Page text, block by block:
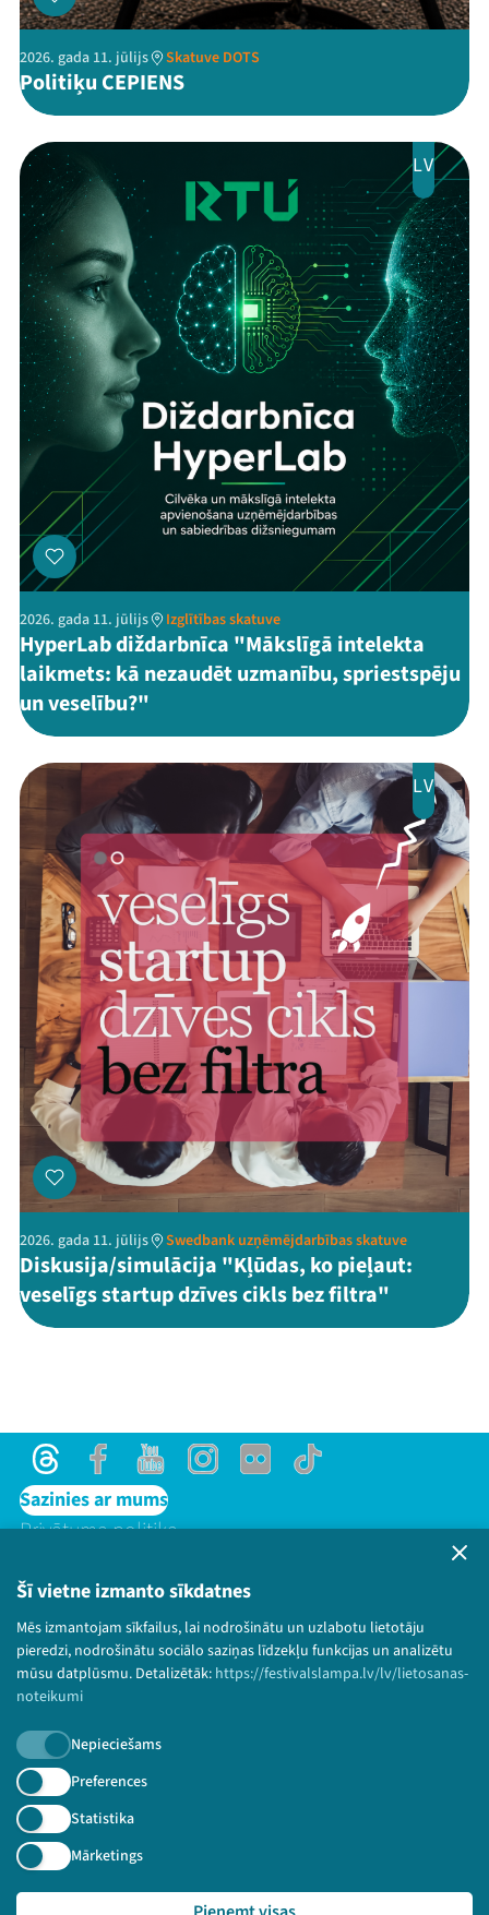
Šī vietne izmanto sīkdatnes
Mēs izmantojam sīkfailus, lai nodrošinātu un uzlabotu lietotāju
pieredzi, nodrošinātu sociālo saziņas līdzekļu funkcijas un analizētu
mūsu datplūsmu. Detalizētāk: https://festivalslampa.lv/lv/lietosanas-
noteikumi
Nepieciešams
Preferences
Statistika
Mārketings
2026. gada 11. jūlijs Skatuve DOTS
Politiķu CEPIENS
LV
2026. gada 11. jūlijs Izglītības skatuve
HyperLab diždarbnīca "Mākslīgā intelekta
laikmets: kā nezaudēt uzmanību, spriestspēju
un veselību?"
LV
2026. gada 11. jūlijs Swedbank uzņēmējdarbības skatuve
Diskusija/simulācija "Kļūdas, ko pieļaut:
veselīgs startup dzīves cikls bez filtra"
ThreadsFacebookYoutubeInstagram
Flick TikTok
Sazinies ar mums
Privātuma politika
Bērnu aizsardzības politika
© 2026 Sarunu festivāls LAMPA Visas tiesības
paturētas.
Piesakies jaunumiem!
Nepalaid garām aktuālāko informāciju!